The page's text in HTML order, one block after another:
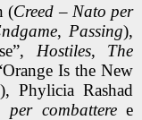
(Creed – Nato per
, Passing),
Hostiles, The
Is the New
), Phylicia Rashad
combatteree